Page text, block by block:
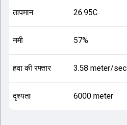
तापमान 26.95C
नमी 57%
हवा की रफ्तार 3.58 meter/sec
दृश्यता 6000 meter